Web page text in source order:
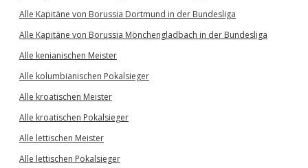
Alle Kapitäne von Borussia Dortmund in der Bundesliga
Alle Kapitäne von Borussia Mönchengladbach in der Bundesliga
Alle kenianischen Meister
Alle kolumbianischen Pokalsieger
Alle kroatischen Meister
Alle kroatischen Pokalsieger
Alle lettischen Meister
Alle lettischen Pokalsieger